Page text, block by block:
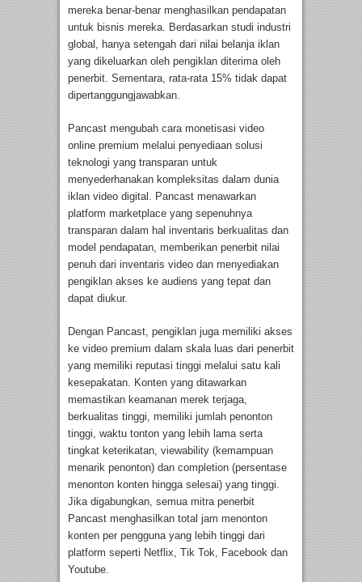
mereka benar-benar menghasilkan pendapatan
untuk bisnis mereka. Berdasarkan studi industri
global, hanya setengah dari nilai belanja iklan
yang dikeluarkan oleh pengiklan diterima oleh
penerbit. Sementara, rata-rata 15% tidak dapat
dipertanggungjawabkan.
Pancast mengubah cara monetisasi video
online premium melalui penyediaan solusi
teknologi yang transparan untuk
menyederhanakan kompleksitas dalam dunia
iklan video digital. Pancast menawarkan
platform marketplace yang sepenuhnya
transparan dalam hal inventaris berkualitas dan
model pendapatan, memberikan penerbit nilai
penuh dari inventaris video dan menyediakan
pengiklan akses ke audiens yang tepat dan
dapat diukur.
Dengan Pancast, pengiklan juga memiliki akses
ke video premium dalam skala luas dari penerbit
yang memiliki reputasi tinggi melalui satu kali
kesepakatan. Konten yang ditawarkan
memastikan keamanan merek terjaga,
berkualitas tinggi, memiliki jumlah penonton
tinggi, waktu tonton yang lebih lama serta
tingkat keterikatan, viewability (kemampuan
menarik penonton) dan completion (persentase
menonton konten hingga selesai) yang tinggi.
Jika digabungkan, semua mitra penerbit
Pancast menghasilkan total jam menonton
konten per pengguna yang lebih tinggi dari
platform seperti Netflix, Tik Tok, Facebook dan
Youtube.